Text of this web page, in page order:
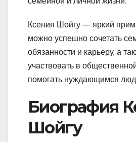
Ксения Шойгу — яркий
можно успешно сочетать
обязанности и карьеру, а
участвовать в
помогать нуждающимся
Биография
Шойгу